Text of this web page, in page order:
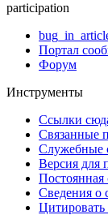
participation
Портал
Форум
Инструменты
Ссылки
Связанные
Служебные
Версия для
Постоянная
Сведения о
Цитировать